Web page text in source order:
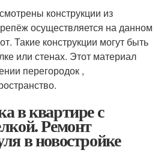
конструкции из
осуществляется на данном
Такие конструкции могут быть
или стенах. Этот материал
перегородок ,
в квартире с
Ремонт
в новостройке